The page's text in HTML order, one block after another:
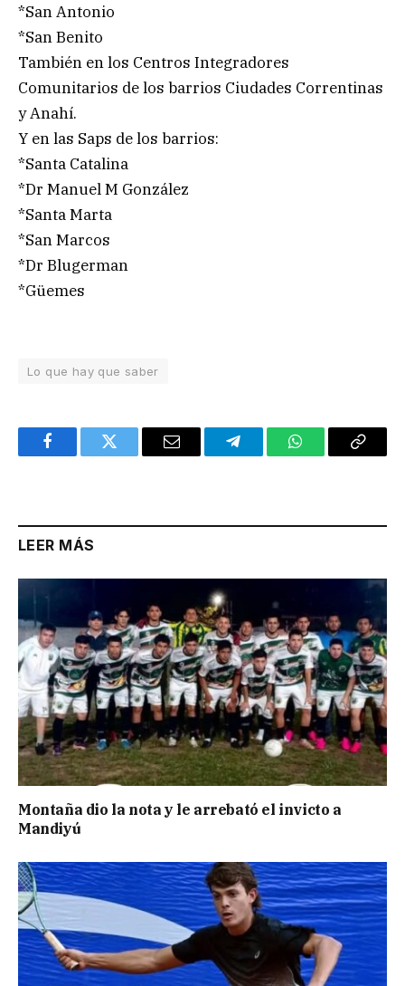
*San Antonio
*San Benito
También en los Centros Integradores
Comunitarios de los barrios Ciudades Correntinas
y Anahí.
Y en las Saps de los barrios:
*Santa Catalina
*Dr Manuel M González
*Santa Marta
*San Marcos
*Dr Blugerman
*Güemes
Lo que hay que saber
FacebookTwitter Email TelegramWhatsAppCopy
LEER MÁS
Montaña dio la nota y le arrebató el invicto a
Mandiyú